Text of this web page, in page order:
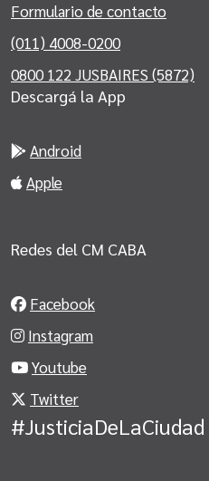
Formulario de contacto
(011) 4008-0200
0800 122 JUSBAIRES (5872)
Descargá la App
Android
Apple
Redes del CM CABA
Facebook
Instagram
Youtube
Twitter
#JusticiaDeLaCiudad